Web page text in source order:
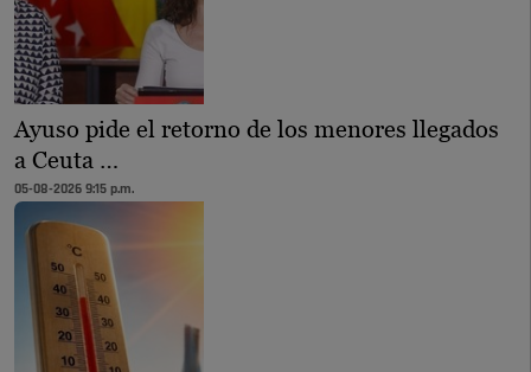
Ayuso pide el retorno de los menores llegados
a Ceuta …
05-08-2026 9:15 p.m.